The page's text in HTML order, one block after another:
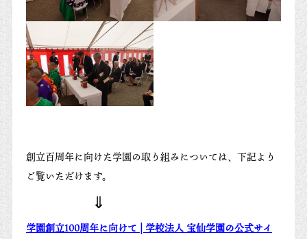
創立百周年に向けた学園の取り組みについては、下記より
ご覧いただけます。
⇓
学園創立100周年に向けて
学校法人 宝仙学園の公式サイ